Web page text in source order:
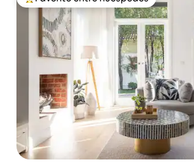
De los mejores en Favorito entre